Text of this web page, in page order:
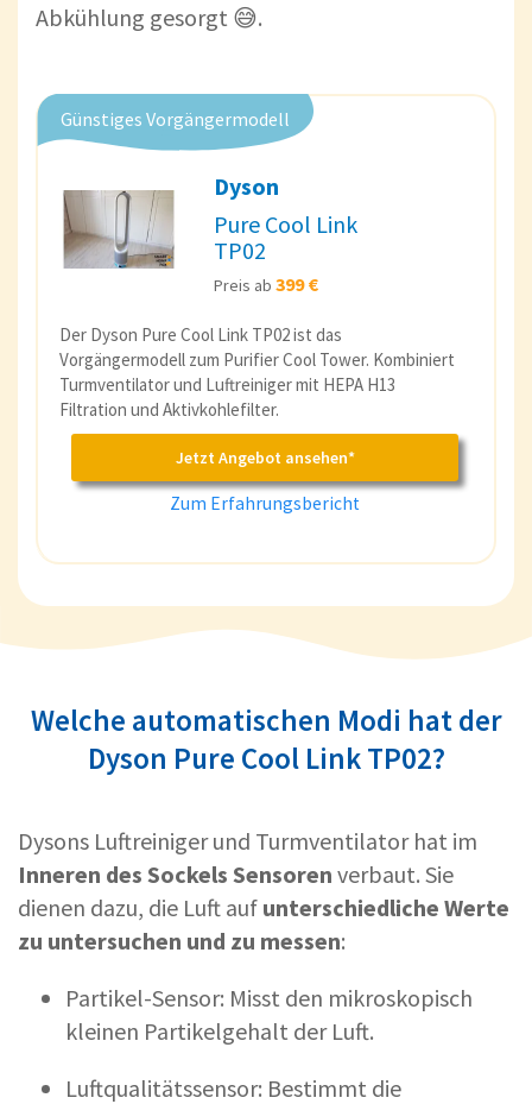
Abkühlung gesorgt 😅.
Günstiges Vorgängermodell
Dyson
Pure Cool Link
TP02
Preis ab 399 €
Der Dyson Pure Cool Link TP02 ist das
Vorgängermodell zum Purifier Cool Tower. Kombiniert
Turmventilator und Luftreiniger mit HEPA H13
Filtration und Aktivkohlefilter.
Jetzt Angebot ansehen*
Zum Erfahrungsbericht
Welche automatischen Modi hat der
Dyson Pure Cool Link TP02?
Dysons Luftreiniger und Turmventilator hat im
Inneren des Sockels Sensoren verbaut. Sie
dienen dazu, die Luft auf unterschiedliche Werte
zu untersuchen und zu messen:
Partikel-Sensor: Misst den mikroskopisch
kleinen Partikelgehalt der Luft.
Luftqualitätssensor: Bestimmt die